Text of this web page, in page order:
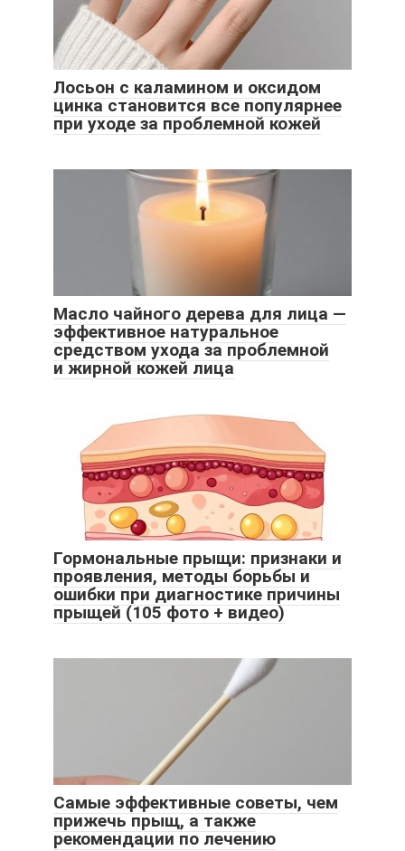
Лосьон с каламином и оксидом
цинка становится все популярнее
при уходе за проблемной кожей
Масло чайного дерева для лица —
эффективное натуральное
средством ухода за проблемной
и жирной кожей лица
Гормональные прыщи: признаки и
проявления, методы борьбы и
ошибки при диагностике причины
прыщей (105 фото + видео)
Самые эффективные советы, чем
прижечь прыщ, а также
рекомендации по лечению